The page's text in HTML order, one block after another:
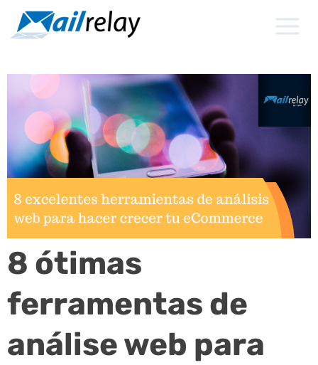
para
8 ótimas
ferramentas de
análise web para